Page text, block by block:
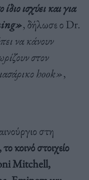
ισχύει και για
, δήλωσε ο Dr.
να κάνουν
στον
hook»,
στη
κοινό στοιχείο
Mitchell,